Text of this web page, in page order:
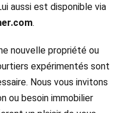
aussi est disponible via
.
nouvelle propriété ou
expérimentés sont
Nous vous invitons
ou besoin immobilier